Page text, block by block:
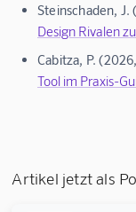
Steinschaden, J.
Design Rivalen
Cabitza, P.
Tool im Praxis-
Artikel jetzt als